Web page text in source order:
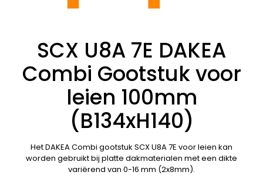
SCX U8A 7E DAKEA
Combi Gootstuk voor
leien 100mm
(B134xH140)
Het DAKEA Combi gootstuk SCX U8A 7E voor leien kan
worden gebruikt bij platte dakmaterialen met een dikte
variërend van 0-16 mm (2x8mm).